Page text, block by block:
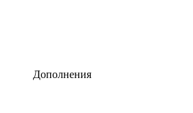
Дополнения